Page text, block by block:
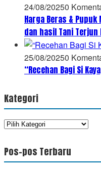
24/08/20250
Harga Beras &
dan hasil Tani Terjun
25/08/20250
“Recehan Bagi Si
Kategori
Kategori
Pos-pos Terbaru